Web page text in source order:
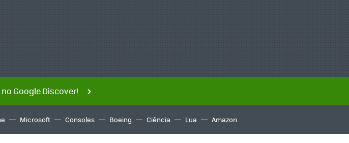
Google Discover!
Microsoft Consoles Boeing Ciência Lua Amazon